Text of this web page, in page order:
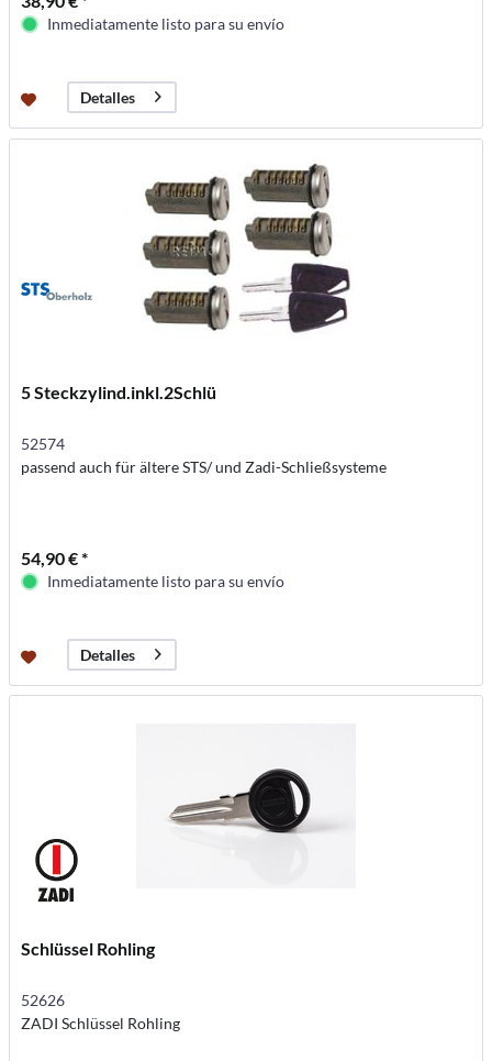
Inmediatamente listo para su envío
Detalles
5 Steckzylind.inkl.2Schlü
52574
passend auch für ältere STS/ und Zadi-Schließsysteme
54,90 € *
Inmediatamente listo para su envío
Detalles
Schlüssel Rohling
52626
ZADI Schlüssel Rohling